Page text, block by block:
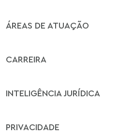
ÁREAS DE ATUAÇÃO
CARREIRA
INTELIGÊNCIA JURÍDICA
PRIVACIDADE